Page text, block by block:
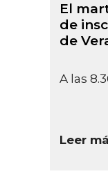
El
de
de
A las
Leer